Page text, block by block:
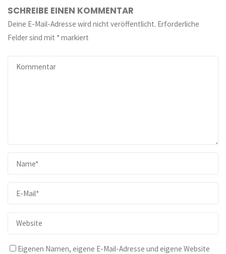
SCHREIBE EINEN KOMMENTAR
Deine E-Mail-Adresse wird nicht veröffentlicht. Erforderliche
Felder sind mit *markiert
Eigenen Namen, eigene E-Mail-Adresse und eigene Website